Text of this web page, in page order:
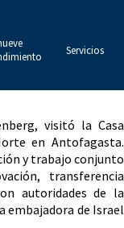
Servicios
visitó la Casa
en Antofagasta.
y trabajo conjunto
transferencia
autoridades de la
embajadora de Israel